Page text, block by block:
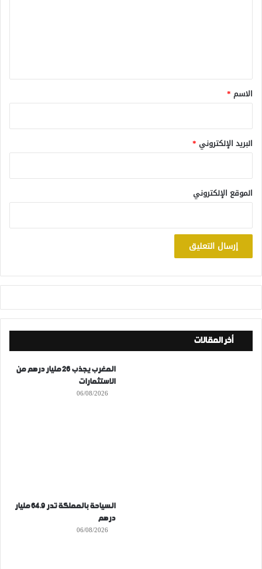
*
الاسم *
البريد الإلكتروني *
الموقع الإلكتروني
أخر المقالات
المغرب يجذب 26 مليار درهم من
الاستثمارات
06/08/2026
السياحة بالمملكة تدر 64.9 مليار
درهم
06/08/2026